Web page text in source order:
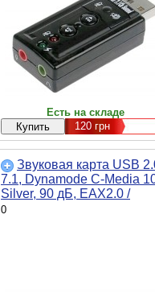
Есть на складе
120грн
Звуковая карта USB
7.1, Dynamode C-Media
Silver, 90 дБ, EAX2.0 /
A3D1.0, алюминиевый
0